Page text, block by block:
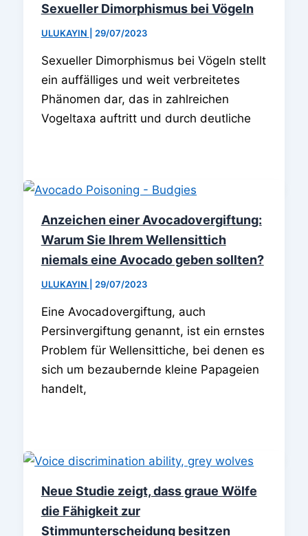
Sexueller Dimorphismus bei Vögeln
ULUKAYIN 29/07/2023
Sexueller Dimorphismus bei Vögeln stellt
ein auffälliges und weit verbreitetes
Phänomen dar, das in zahlreichen
Vogeltaxa auftritt und durch deutliche
Anzeichen einer Avocadovergiftung:
Warum Sie Ihrem Wellensittich
niemals eine Avocado geben sollten?
ULUKAYIN 29/07/2023
Eine Avocadovergiftung, auch
Persinvergiftung genannt, ist ein ernstes
Problem für Wellensittiche, bei denen es
sich um bezaubernde kleine Papageien
handelt,
Neue Studie zeigt, dass graue Wölfe
die Fähigkeit zur
Stimmunterscheidung besitzen